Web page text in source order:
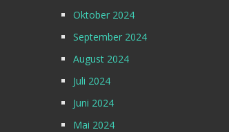
Oktober 2024
September 2024
August 2024
Juli 2024
Juni 2024
Mai 2024